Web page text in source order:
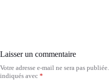
Laisser un commentaire
Votre adresse e-mail ne sera pas publiée.
indiqués avec *